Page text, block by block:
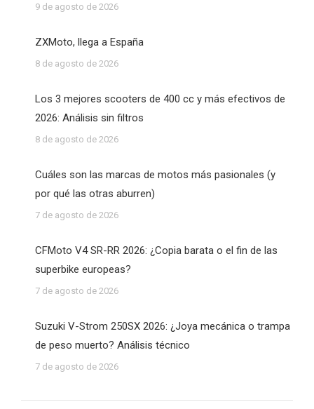
9 de agosto de 2026
ZXMoto, llega a España
8 de agosto de 2026
Los 3 mejores scooters de 400 cc y más efectivos de
2026: Análisis sin filtros
8 de agosto de 2026
Cuáles son las marcas de motos más pasionales (y
por qué las otras aburren)
7 de agosto de 2026
CFMoto V4 SR-RR 2026: ¿Copia barata o el fin de las
superbike europeas?
7 de agosto de 2026
Suzuki V-Strom 250SX 2026: ¿Joya mecánica o trampa
de peso muerto? Análisis técnico
7 de agosto de 2026